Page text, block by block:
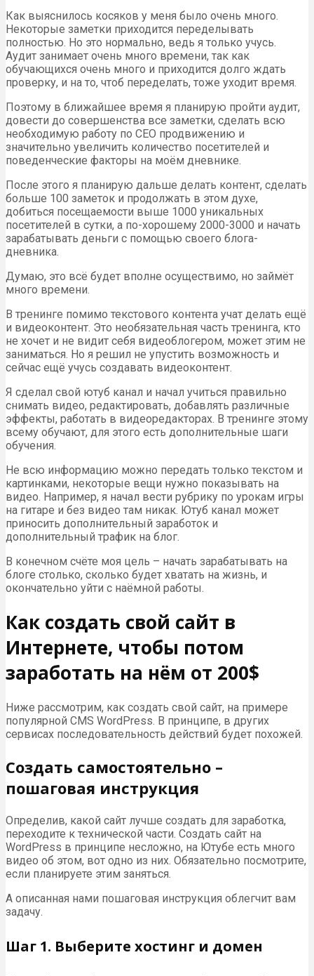
Как выяснилось косяков у меня было очень много.
Некоторые заметки приходится переделывать
полностью. Но это нормально, ведь я только учусь.
Аудит занимает очень много времени, так как
обучающихся очень много и приходится долго ждать
проверку, и на то, чтоб переделать, тоже уходит время.
Поэтому в ближайшее время я планирую пройти аудит,
довести до совершенства все заметки, сделать всю
необходимую работу по СЕО продвижению и
значительно увеличить количество посетителей и
поведенческие факторы на моём дневнике.
После этого я планирую дальше делать контент, сделать
больше 100 заметок и продолжать в этом духе,
добиться посещаемости выше 1000 уникальных
посетителей в сутки, а по-хорошему 2000-3000 и начать
зарабатывать деньги с помощью своего блога-
дневника.
Думаю, это всё будет вполне осуществимо, но займёт
много времени.
В тренинге помимо текстового контента учат делать ещё
и видеоконтент. Это необязательная часть тренинга, кто
не хочет и не видит себя видеоблогером, может этим не
заниматься. Но я решил не упустить возможность и
сейчас ещё учусь создавать видеоконтент.
Я сделал свой ютуб канал и начал учиться правильно
снимать видео, редактировать, добавлять различные
эффекты, работать в видеоредакторах. В тренинге этому
всему обучают, для этого есть дополнительные шаги
обучения.
Не всю информацию можно передать только текстом и
картинками, некоторые вещи нужно показывать на
видео. Например, я начал вести рубрику по урокам игры
на гитаре и без видео там никак. Ютуб канал может
приносить дополнительный заработок и
дополнительный трафик на блог.
В конечном счёте моя цель – начать зарабатывать на
блоге столько, сколько будет хватать на жизнь, и
окончательно уйти с наёмной работы.
Как создать свой сайт в
Интернете, чтобы потом
заработать на нём от 200$
Ниже рассмотрим, как создать свой сайт, на примере
популярной CMS WordPress. В принципе, в других
сервисах последовательность действий будет похожей.
Создать самостоятельно –
пошаговая инструкция
Определив, какой сайт лучше создать для заработка,
переходите к технической части. Создать сайт на
WordPress в принципе несложно, на Ютубе есть много
видео об этом, вот одно из них. Обязательно посмотрите,
если планируете этим заняться.
А описанная нами пошаговая инструкция облегчит вам
задачу.
Шаг 1. Выберите хостинг и домен